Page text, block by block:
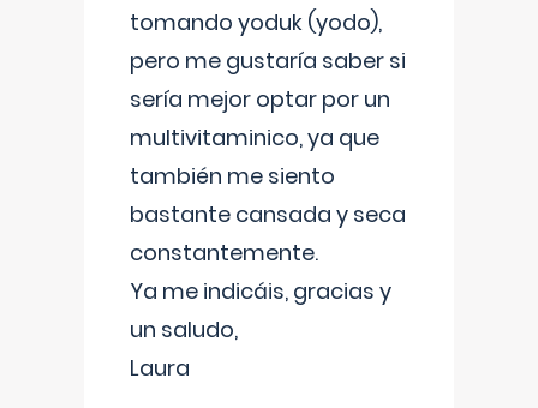
tomando yoduk (yodo),
pero me gustaría saber si
sería mejor optar por un
multivitaminico, ya que
también me siento
bastante cansada y seca
constantemente.
Ya me indicáis, gracias y
un saludo,
Laura